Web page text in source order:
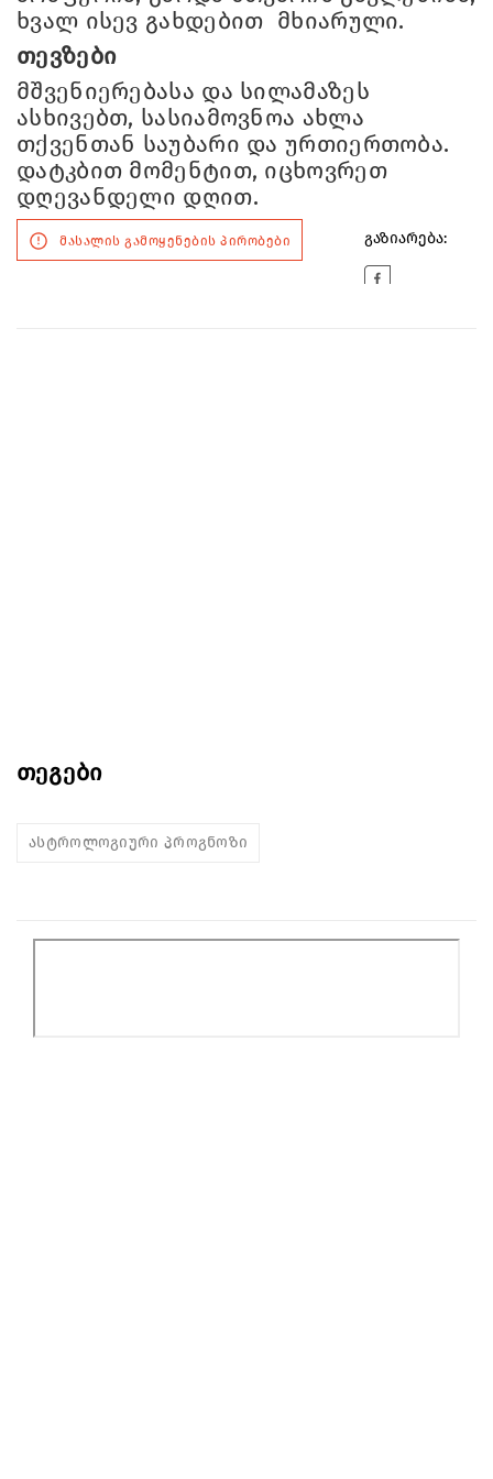
ხვალ ისევ გახდებით მხიარული.
თევზები
მშვენიერებასა და სილამაზეს
ასხივებთ, სასიამოვნოა ახლა
თქვენთან საუბარი და ურთიერთობა.
დატკბით მომენტით, იცხოვრეთ
დღევანდელი დღით.
მასალის გამოყენების პირობები გაზიარება:
თეგები
ასტროლოგიური პროგნოზი